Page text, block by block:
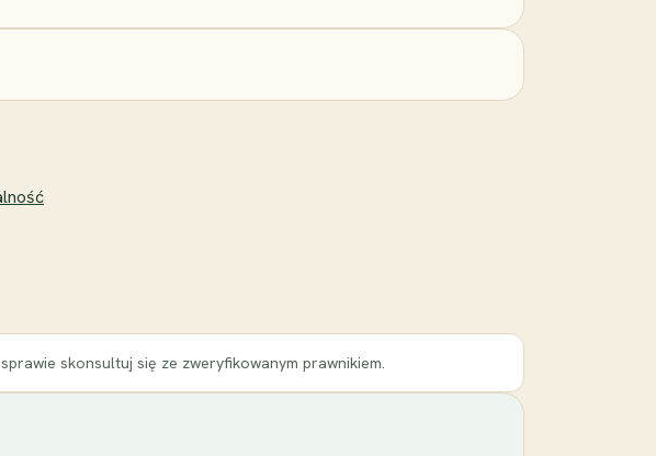
skonsultuj się ze zweryfikowanym prawnikiem.